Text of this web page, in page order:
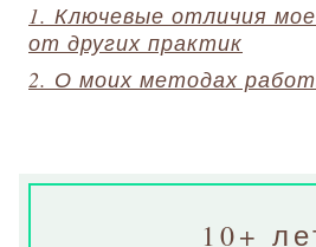
1. Ключевые отличия
от других практик
2. О моих методах
10+